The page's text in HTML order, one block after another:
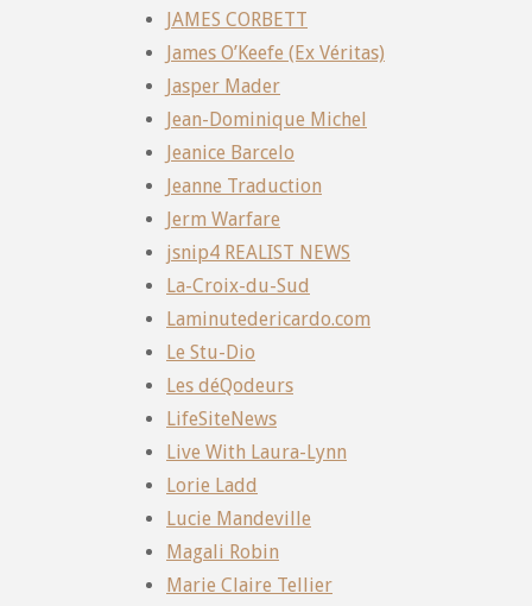
JAMES CORBETT
James O’Keefe (Ex Véritas)
Jasper Mader
Jean-Dominique Michel
Jeanice Barcelo
Jeanne Traduction
Jerm Warfare
jsnip4 REALIST NEWS
La-Croix-du-Sud
Laminutedericardo.com
Le Stu-Dio
Les déQodeurs
LifeSiteNews
Live With Laura-Lynn
Lorie Ladd
Lucie Mandeville
Magali Robin
Marie Claire Tellier